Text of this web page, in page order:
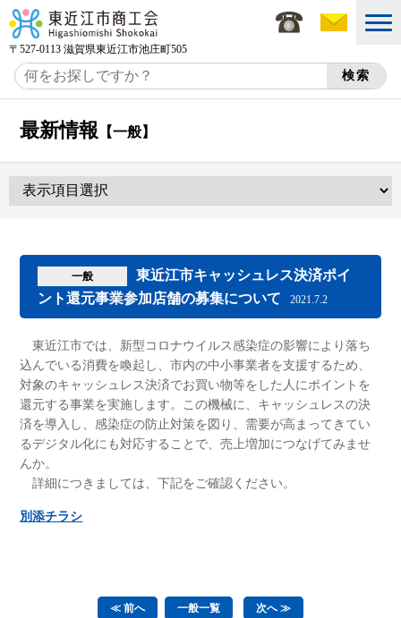
〒527-0113 滋賀県東近江市池庄町505
最新情報 【一般】
一般
東近江市キャッシュレス決済ポイ
ント還元事業参加店舗の募集について
2021.7.2
東近江市では、新型コロナウイルス感染症の影響により落ち
込んでいる消費を喚起し、市内の中小事業者を支援するため、
対象のキャッシュレス決済でお買い物等をした人にポイントを
還元する事業を実施します。この機械に、キャッシュレスの決
済を導入し、感染症の防止対策を図り、需要が高まってきてい
るデジタル化にも対応することで、売上増加につなげてみませ
んか。
詳細につきましては、下記をご確認ください。
別添チラシ
≪ 前へ 一般一覧 次へ ≫